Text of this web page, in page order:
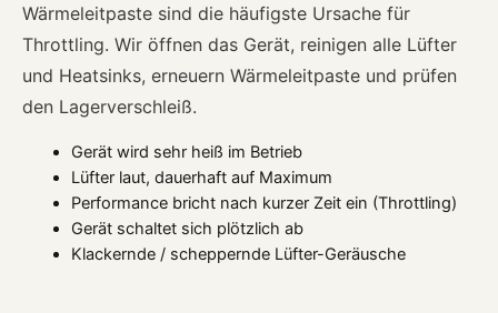
Wärmeleitpaste sind die häufigste Ursache für
Throttling. Wir öffnen das Gerät, reinigen alle Lüfter
und Heatsinks, erneuern Wärmeleitpaste und prüfen
den Lagerverschleiß.
Gerät wird sehr heiß im Betrieb
Lüfter laut, dauerhaft auf Maximum
Performance bricht nach kurzer Zeit ein (Throttling)
Gerät schaltet sich plötzlich ab
Klackernde / scheppernde Lüfter-Geräusche